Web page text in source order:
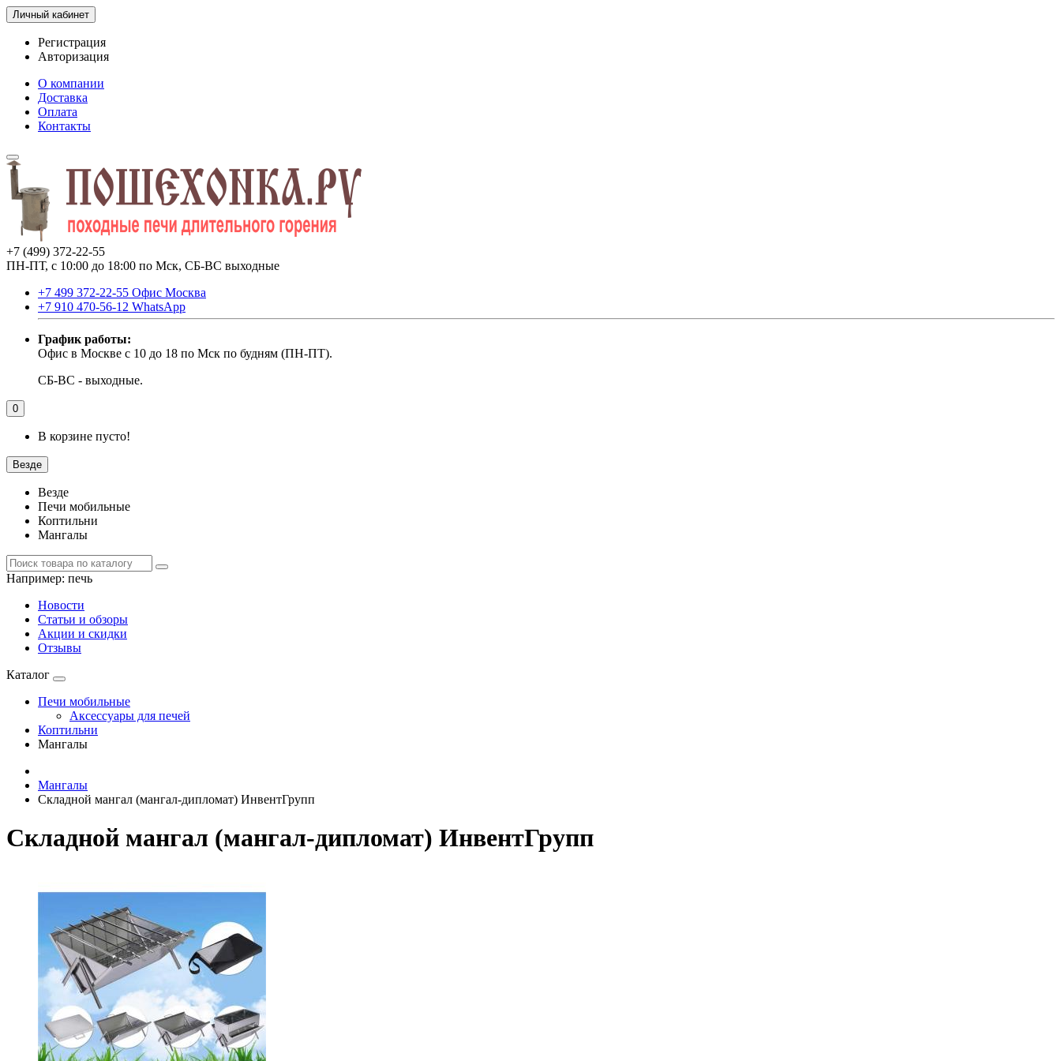
Личный кабинет
Регистрация
Авторизация
О компании
Доставка
Оплата
Контакты
+7 (499) 372-22-55
ПН-ПТ, с 10:00 до 18:00 по Мск, СБ-ВС выходные
+7 499 372-22-55 Офис Москва
+7 910 470-56-12 WhatsApp
График работы:
Офис в Москве с 10 до 18 по Мск по будням (ПН-ПТ).
СБ-ВС - выходные.
0
В корзине пусто!
Везде
Везде
Печи мобильные
Коптильни
Мангалы
Например: печь
Новости
Статьи и обзоры
Акции и скидки
Отзывы
Каталог
Печи мобильные
Аксессуары для печей
Коптильни
Мангалы
Мангалы
Складной мангал (мангал-дипломат) ИнвентГрупп
Складной мангал (мангал-дипломат) ИнвентГрупп